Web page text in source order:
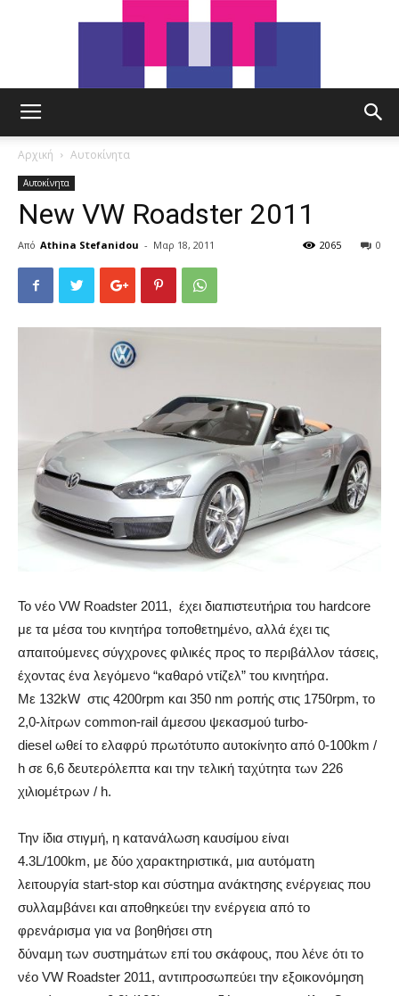
Αρχική Αυτοκίνητα
Αυτοκίνητα
New VW Roadster 2011
Από Athina Stefanidou - Μαρ 18, 2011 0
2065
Το νέο VW Roadster 2011, έχει διαπιστευτήρια του hardcore
με τα μέσα του κινητήρα τοποθετημένο, αλλά έχει τις
απαιτούμενες σύγχρονες φιλικές προς το περιβάλλον τάσεις,
έχοντας ένα λεγόμενο “καθαρό ντίζελ” του κινητήρα.
Με 132kW στις 4200rpm και 350 nm ροπής στις 1750rpm, το
2,0-λίτρων common-rail άμεσου ψεκασμού turbo-
diesel ωθεί το ελαφρύ πρωτότυπο αυτοκίνητο από 0-100km /
h σε 6,6 δευτερόλεπτα και την τελική ταχύτητα των 226
χιλιομέτρων / h.
Την ίδια στιγμή, η κατανάλωση καυσίμου είναι
4.3L/100km, με δύο χαρακτηριστικά, μια αυτόματη
λειτουργία start-stop και σύστημα ανάκτησης ενέργειας που
συλλαμβάνει και αποθηκεύει την ενέργεια από το
φρενάρισμα για να βοηθήσει στη
δύναμη των συστημάτων επί του σκάφους, που λένε ότι το
νέο VW Roadster 2011, αντιπροσωπεύει την εξοικονόμηση